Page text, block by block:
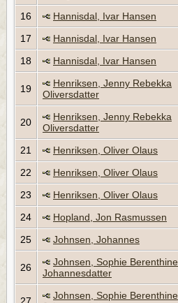
16
Hannisdal, Ivar Hansen
17
Hannisdal, Ivar Hansen
18
Hannisdal, Ivar Hansen
19
Henriksen, Jenny Rebekka
Oliversdatter
20
Henriksen, Jenny Rebekka
Oliversdatter
21 Henriksen, Oliver Olaus
22
Henriksen, Oliver Olaus
23
Henriksen, Oliver Olaus
24
Hopland, Jon Rasmussen
25
Johnsen, Johannes
26
Johnsen, Sophie Berenthine
Johannesdatter
27
Johnsen, Sophie Berenthine